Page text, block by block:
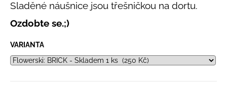
Sladěné náušnice jsou třešničkou na dortu.
Ozdobte se.;)
VARIANTA
MODRÁ
Kč